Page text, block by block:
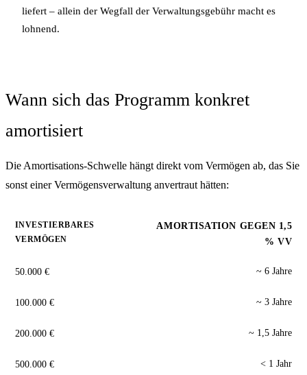
liefert – allein der Wegfall der Verwaltungsgebühr macht es
lohnend.
Wann sich das Programm konkret
amortisiert
Die Amortisations-Schwelle hängt direkt vom Vermögen ab, das Sie
sonst einer Vermögensverwaltung anvertraut hätten:
INVESTIERBARES
VERMÖGEN
AMORTISATION GEGEN 1,5
% VV
50.000 € ~ 6 Jahre
100.000 € ~ 3 Jahre
200.000 € ~ 1,5 Jahre
500.000 € < 1 Jahr